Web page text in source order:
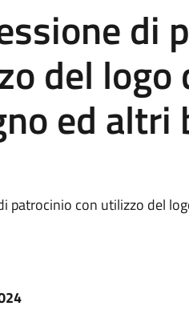
di
del logo
ed altri
patrocinio con utilizzo del